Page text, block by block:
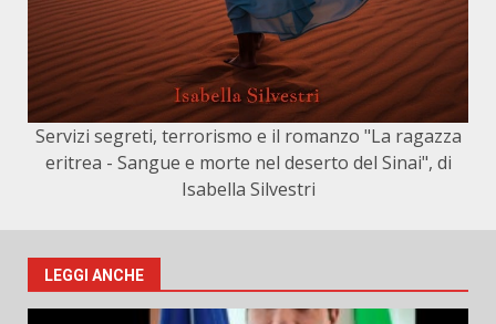
Servizi segreti, terrorismo e il romanzo "La ragazza
eritrea - Sangue e morte nel deserto del Sinai", di
Isabella Silvestri
LEGGI ANCHE